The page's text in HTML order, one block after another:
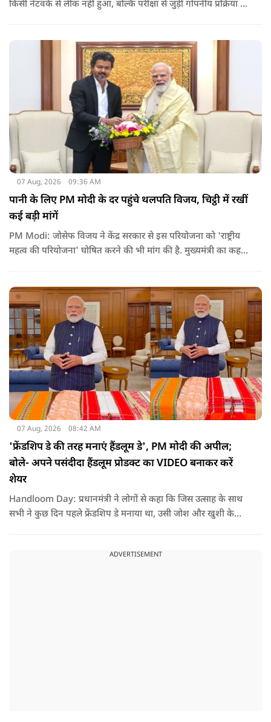
किसी नेटवर्क से लीक नहीं हुआ, बल्कि परीक्षा से जुड़ी गोपनीय प्रक्रिया में
07 Aug, 2026 09:36 AM
पानी के लिए PM मोदी के दर पहुंचे थलपति विजय, चिट्ठी में रखीं
कई बड़ी मांगें
PM Modi: जोसेफ विजय ने केंद्र सरकार से इस परियोजना को 'राष्ट्रीय
महत्व की परियोजना' घोषित करने की भी मांग की है. मुख्यमंत्री का कहना
की समस्या को काफी हद तक कम किया जा सकता है.
07 Aug, 2026 08:42 AM
'फ्रेंडशिप डे की तरह मनाएं हैंडलूम डे', PM मोदी की अपील;
बोले- अपने पसंदीदा हैंडलूम प्रोडक्ट का VIDEO बनाकर करें
शेयर
Handloom Day: प्रधानमंत्री ने लोगों से कहा कि जिस उत्साह के साथ
सभी ने कुछ दिन पहले फ्रेंडशिप डे मनाया था, उसी जोश और खुशी के
ADVERTISEMENT